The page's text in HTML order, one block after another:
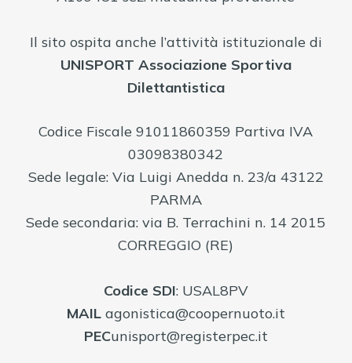
Il sito ospita anche l’attività istituzionale di
UNISPORT Associazione Sportiva
Dilettantistica
Codice Fiscale 91011860359 Partiva IVA
03098380342
Sede legale: Via Luigi Anedda n. 23/a 43122
PARMA
Sede secondaria: via B. Terrachini n. 14 2015
CORREGGIO (RE)
Codice SDI: USAL8PV
MAIL agonistica@coopernuoto.it
PECunisport@registerpec.it